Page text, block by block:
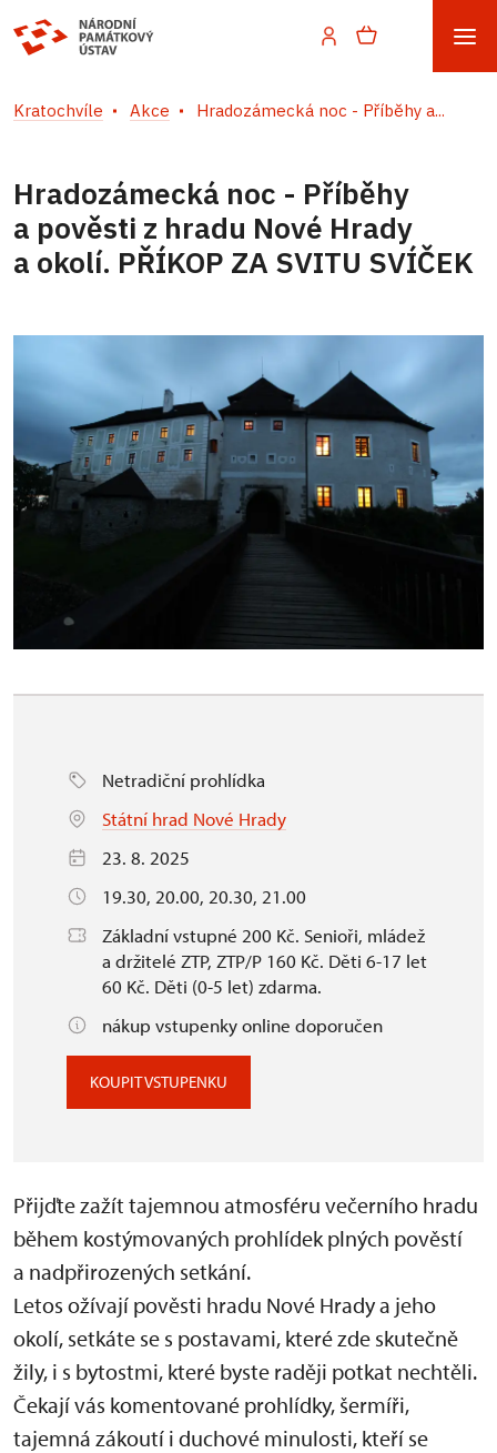
Kratochvíle Akce Hradozámecká noc - Příběhy a...
Hradozámecká noc - Příběhy
a pověsti z hradu Nové Hrady
a okolí. PŘÍKOP ZA SVITU SVÍČEK
Netradiční prohlídka
Státní hrad Nové Hrady
23. 8. 2025
19.30, 20.00, 20.30, 21.00
Základní vstupné 200 Kč. Senioři, mládež
a držitelé ZTP, ZTP/P 160 Kč. Děti 6-17 let
60 Kč. Děti (0-5 let) zdarma.
nákup vstupenky online doporučen
KOUPIT VSTUPENKU
Přijďte zažít tajemnou atmosféru večerního hradu
během kostýmovaných prohlídek plných pověstí
a nadpřirozených setkání.
Letos ožívají pověsti hradu Nové Hrady a jeho
okolí, setkáte se s postavami, které zde skutečně
žily, i s bytostmi, které byste raději potkat nechtěli.
Čekají vás komentované prohlídky, šermíři,
tajemná zákoutí i duchové minulosti, kteří se